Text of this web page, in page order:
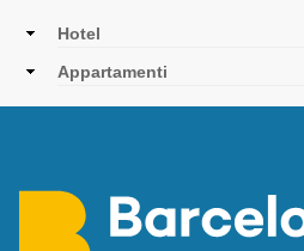
MainHotel
Appartamenti